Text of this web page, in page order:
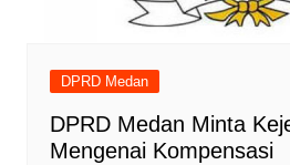
DPRD Medan
DPRD Medan Minta
Mengenai Kompensasi